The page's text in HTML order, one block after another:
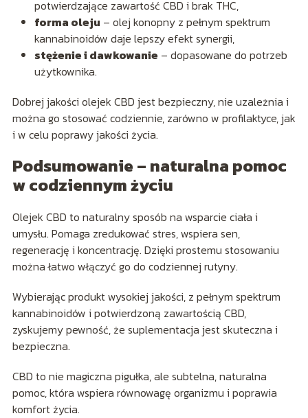
potwierdzające zawartość CBD i brak THC,
forma oleju – olej konopny z pełnym spektrum
kannabinoidów daje lepszy efekt synergii,
stężenie i dawkowanie – dopasowane do potrzeb
użytkownika.
Dobrej jakości olejek CBD jest bezpieczny, nie uzależnia i
można go stosować codziennie, zarówno w profilaktyce, jak
i w celu poprawy jakości życia.
Podsumowanie – naturalna pomoc
w codziennym życiu
Olejek CBD to naturalny sposób na wsparcie ciała i
umysłu. Pomaga zredukować stres, wspiera sen,
regenerację i koncentrację. Dzięki prostemu stosowaniu
można łatwo włączyć go do codziennej rutyny.
Wybierając produkt wysokiej jakości, z pełnym spektrum
kannabinoidów i potwierdzoną zawartością CBD,
zyskujemy pewność, że suplementacja jest skuteczna i
bezpieczna.
CBD to nie magiczna pigułka, ale subtelna, naturalna
pomoc, która wspiera równowagę organizmu i poprawia
komfort życia.